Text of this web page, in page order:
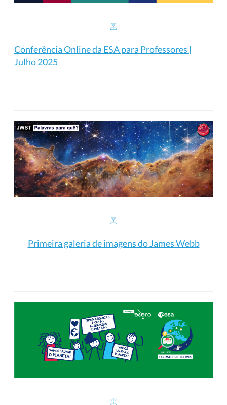
Conferência Online da ESA para Professores |
Julho 2025
Primeira galeria de imagens do James Webb